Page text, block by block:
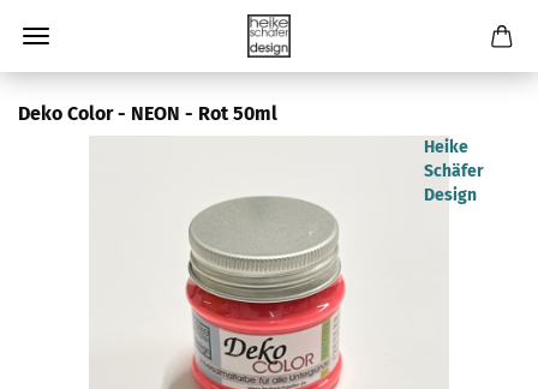
Deko Color - NEON - Rot 50ml
Heike
Schäfer
Design